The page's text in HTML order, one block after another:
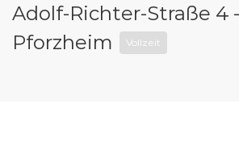
Adolf-Richter-Straße 4
Pforzheim
Vollzeit